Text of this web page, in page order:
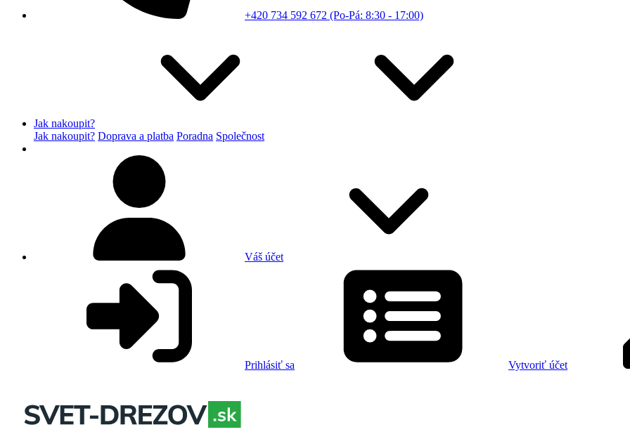
+420 734 592 672 (Po-Pá: 8:30 - 17:00)
Jak nakoupit?
Jak nakoupit? Doprava a platba Poradna Společnost
Váš účet
Prihlásiť sa Vytvoriť účet